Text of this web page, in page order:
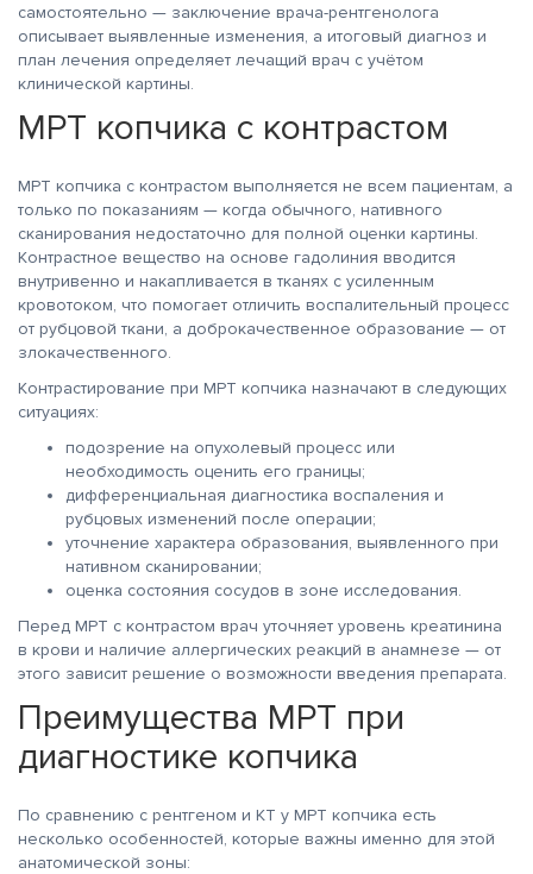
самостоятельно — заключение врача-рентгенолога
описывает выявленные изменения, а итоговый диагноз и
план лечения определяет лечащий врач с учётом
клинической картины.
МРТ копчика с контрастом
МРТ копчика с контрастом выполняется не всем пациентам, а
только по показаниям — когда обычного, нативного
сканирования недостаточно для полной оценки картины.
Контрастное вещество на основе гадолиния вводится
внутривенно и накапливается в тканях с усиленным
кровотоком, что помогает отличить воспалительный процесс
от рубцовой ткани, а доброкачественное образование — от
злокачественного.
Контрастирование при МРТ копчика назначают в следующих
ситуациях:
подозрение на опухолевый процесс или
необходимость оценить его границы;
дифференциальная диагностика воспаления и
рубцовых изменений после операции;
уточнение характера образования, выявленного при
нативном сканировании;
оценка состояния сосудов в зоне исследования.
Перед МРТ с контрастом врач уточняет уровень креатинина
в крови и наличие аллергических реакций в анамнезе — от
этого зависит решение о возможности введения препарата.
Преимущества МРТ при
диагностике копчика
По сравнению с рентгеном и КТ у МРТ копчика есть
несколько особенностей, которые важны именно для этой
анатомической зоны: